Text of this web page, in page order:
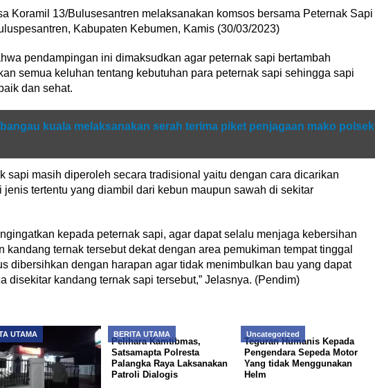
Koramil 13/Bulusesantren melaksanakan komsos bersama Peternak Sapi
Kabupaten Kebumen, Kamis (30/03/2023)
pendampingan ini dimaksudkan agar peternak sapi bertambah
semua keluhan tentang kebutuhan para peternak sapi sehingga sapi
dan sehat.
kuala melaksanakan serah terima piket penjagaan mako polsek
sapi masih diperoleh secara tradisional yaitu dengan cara dicarikan
jenis tertentu yang diambil dari kebun maupun sawah di sekitar
kepada peternak sapi, agar dapat selalu menjaga kebersihan
ternak tersebut dekat dengan area pemukiman tempat tinggal
dibersihkan dengan harapan agar tidak menimbulkan bau yang dapat
disekitar kandang ternak sapi tersebut,” Jelasnya. (Pendim)
UTAMA BERITA UTAMA
Pelihara Kamtibmas,
Satsamapta Polresta
Palangka Raya Laksanakan
Patroli Dialogis
Uncategorized
Teguran Humanis Kepada
Pengendara Sepeda Motor
Yang tidak Menggunakan
Helm